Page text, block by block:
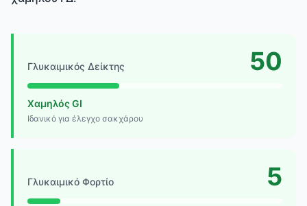
Γλυκαιμικός Δείκτης 50
Χαμηλός GI
Ιδανικό για έλεγχο σακχάρου
Γλυκαιμικό Φορτίο 5